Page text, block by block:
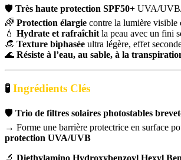
🛡️ Très haute protection SPF50+ UVA/
🌈 Protection élargie contre la lumière visible
💧 Hydrate et rafraîchit la peau avec un fini
👒 Texture biphasée ultra légère, effet
🌊 Résiste à l’eau, au sable, à la
🧪 Ingrédients Clés
🛡️ Trio de filtres solaires photostables
→ Forme une barrière protectrice en surface
protection UVA/UVB
🔬 Diethylamino Hydroxybenzoyl Hexyl